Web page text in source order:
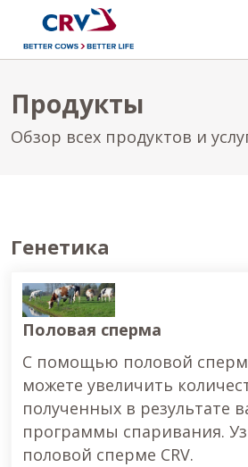
Продукты
Обзор всех продуктов и
Генетика
Половая сперма
С помощью половой
можете увеличить
полученных в результате
программы спаривания.
половой сперме CRV.